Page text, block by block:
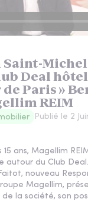
Michel
Deal
Paris »
REIM
Publié le 2
15 ans, Magellim
autour du Club
nouveau
Magellim,
la société, son